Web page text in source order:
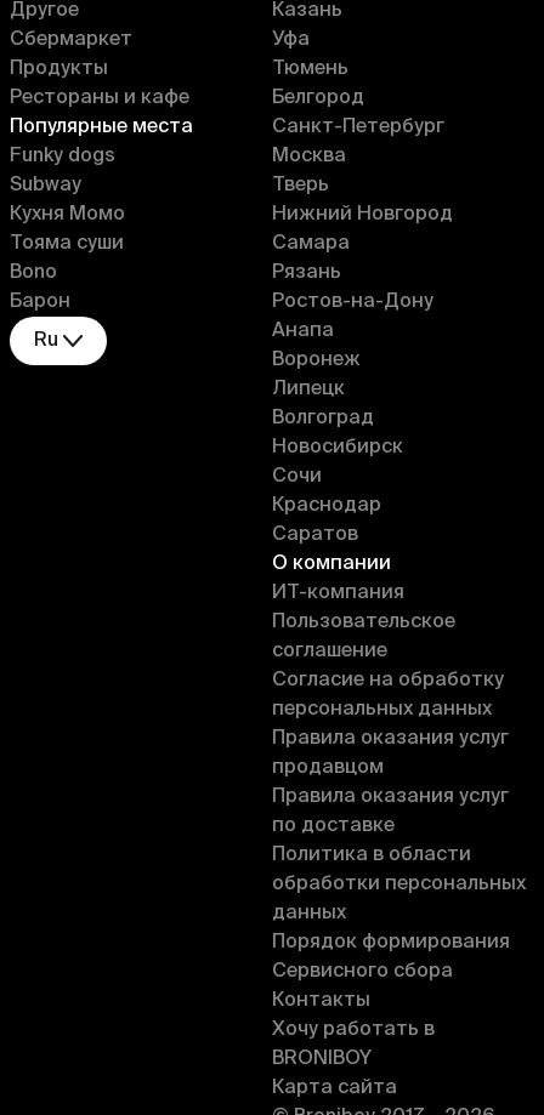
Другое
Сбермаркет
Продукты
Рестораны и кафе
Популярные места
Funky dogs
Subway
Кухня Момо
Тояма суши
Bono
Барон
Ru
Казань
Уфа
Тюмень
Белгород
Санкт-Петербург
Москва
Тверь
Нижний Новгород
Самара
Рязань
Ростов-на-Дону
Анапа
Воронеж
Липецк
Волгоград
Новосибирск
Сочи
Краснодар
Саратов
О компании
ИT-компания
Пользовательское
соглашение
Согласие на обработку
персональных данных
Правила оказания услуг
продавцом
Правила оказания услуг
по доставке
Политика в области
обработки персональных
данных
Порядок формирования
Сервисного сбора
Контакты
Хочу работать в
BRONIBOY
Карта сайта